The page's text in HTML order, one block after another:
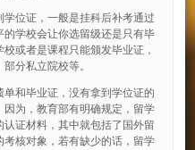
位证，一般是挂科后补考通过
学校会让你选留级还是只有毕
或者是课程只能颁发毕业证，
分私立院校等。
和毕业证，没有拿到学位证的
为，教育部有明确规定，留学
证材料，其中就包括了国外留
核对象，若有缺少的话，留学